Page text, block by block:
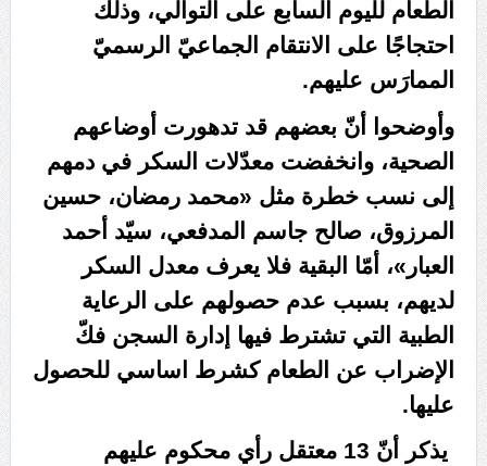
علماء البحرين: طلب الترخيص والإجازة من السلطة في
ممارسة الشعائر الحسينيّة هو في حقيقته محاربة لقضيّة
الإمام الحسين «ع»
لجنة مراسم الوداع والتشييع ومواراة الجثمان للإمام الشهيد
السيّد علي الحسيني الخامنئي تنشر تفاصيل التشييع في
إيران والعراق
الطعام لليوم السابع على التوالي، وذلك
احتجاجًا على الانتقام الجماعيّ الرسميّ
الممارَس عليهم.
وأوضحوا أنّ بعضهم قد تدهورت أوضاعهم
الصحية، وانخفضت معدّلات السكر في دمهم
إلى نسب خطرة مثل «محمد رمضان، حسين
المرزوق، صالح جاسم المدفعي، سيّد أحمد
العبار»، أمّا البقية فلا يعرف معدل السكر
لديهم، بسبب عدم حصولهم على الرعاية
الطبية التي تشترط فيها إدارة السجن فكّ
الإضراب عن الطعام كشرط اساسي للحصول
عليها.
يذكر أنّ 13 معتقل رأي محكوم عليهم